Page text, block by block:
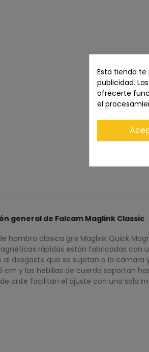
general de Falcam Maglink Classic
hombro clásica gris Maglink Quick
rápidas están fabricadas con
al desgaste que se sujetan a la cámara
cm y las hebillas de cuerda soportan
ante facilitan el ajuste con una sola
Esta tienda
publicidad.
ofrecerte
el